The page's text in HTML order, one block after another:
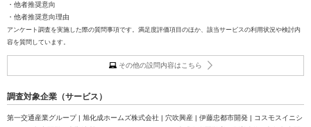
・他者推奨意向
・他者推奨意向理由
アンケート調査を実施した際の質問事項です。満足度評価項目のほか、該当サービスの利用状況や検討内
容を質問しています。
その他の設問内容はこちら
調査対象企業（サービス）
第一交通産業グループ | 旭化成ホームズ株式会社 | 穴吹興産 | 伊藤忠都市開発 | コスモスイニシ